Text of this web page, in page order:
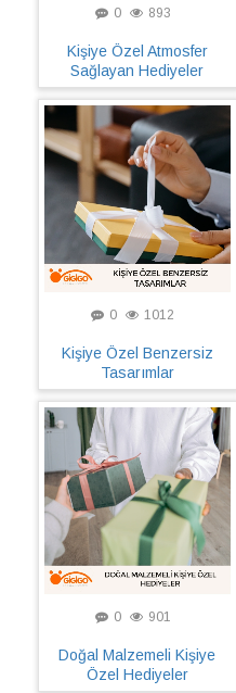
0 893
Kişiye Özel Atmosfer
Sağlayan Hediyeler
0 1012
Kişiye Özel Benzersiz
Tasarımlar
0 901
Doğal Malzemeli Kişiye
Özel Hediyeler